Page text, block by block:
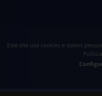
Este site usa cookies e dados